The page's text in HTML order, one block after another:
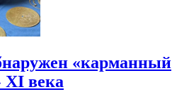
«карманный
XI века